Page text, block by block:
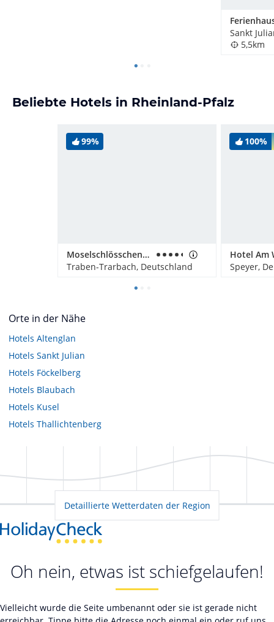
Sankt
5,5km
Beliebte Hotels in Rheinland-Pfalz
99%
Moselschlösschen Spa & Resort
Traben-Trarbach, Deutschland
100%
Hotel Am
Speyer,
Orte in der Nähe
Hotels Altenglan
Hotels Sankt Julian
Hotels Föckelberg
Hotels Blaubach
Hotels Kusel
Hotels Thallichtenberg
Detaillierte Wetterdaten der Region
Oh nein, etwas ist schiefgelaufen!
Vielleicht wurde die Seite umbenannt oder sie ist gerade nicht